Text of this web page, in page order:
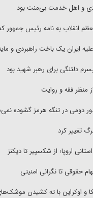
و اهل خدمت بی‌منت بود
انقلاب به نامه رئیس
ایران یک باخت راهبردی و
دلتنگی برای رهبر شهید بود
منظر فقه و روایت
دومی در تنگه هرمز گشوده
تغییر کرد
اروپا؛ از شکسپیر تا دیکنز
حقوقی تا نگرانی امنیتی
و اوکراین با ته کشیدن